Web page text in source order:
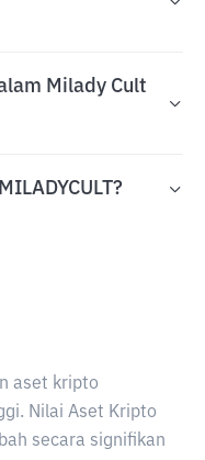
Milady Cult
aset kripto
Nilai Aset Kripto
secara signifikan